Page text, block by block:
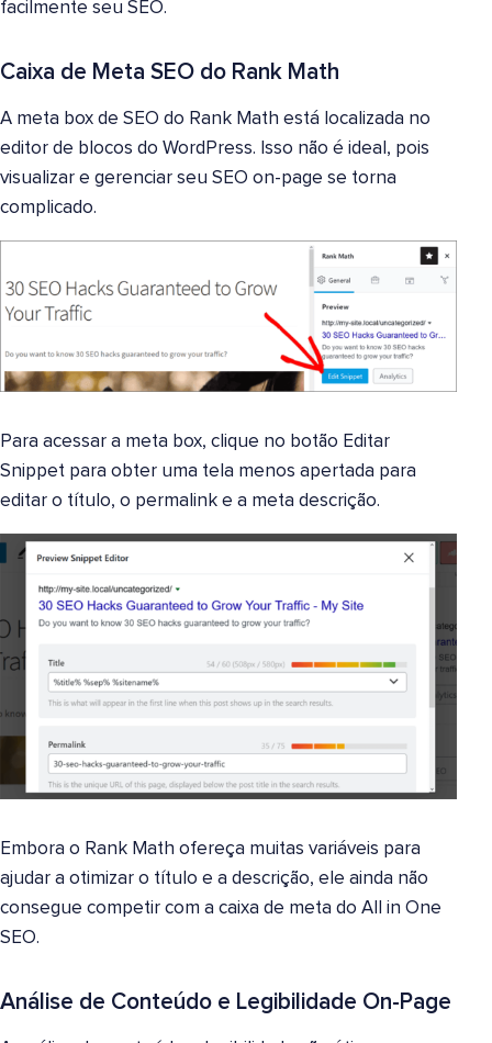
facilmente seu SEO.
Caixa de Meta SEO do Rank Math
A meta box de SEO do Rank Math está localizada no
editor de blocos do WordPress. Isso não é ideal, pois
visualizar e gerenciar seu SEO on-page se torna
complicado.
Para acessar a meta box, clique no botão Editar
Snippet para obter uma tela menos apertada para
editar o título, o permalink e a meta descrição.
Embora o Rank Math ofereça muitas variáveis para
ajudar a otimizar o título e a descrição, ele ainda não
consegue competir com a caixa de meta do All in One
SEO.
Análise de Conteúdo e Legibilidade On-Page